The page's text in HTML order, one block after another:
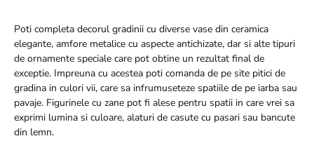
Poti completa decorul gradinii cu diverse vase din ceramica
elegante, amfore metalice cu aspecte antichizate, dar si alte tipuri
de ornamente speciale care pot obtine un rezultat final de
exceptie. Impreuna cu acestea poti comanda de pe site pitici de
gradina in culori vii, care sa infrumuseteze spatiile de pe iarba sau
pavaje. Figurinele cu zane pot fi alese pentru spatii in care vrei sa
exprimi lumina si culoare, alaturi de casute cu pasari sau bancute
din lemn.